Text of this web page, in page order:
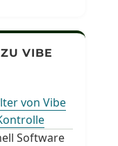
VIBE
von Vibe
Software